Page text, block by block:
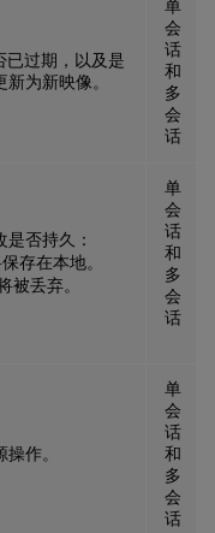
已过期，以及是
为新映像。
单
会
话
和
多
会
话
否持久：
存在本地。
被丢弃。
单
会
话
和
多
会
话
作。
单
会
话
和
多
会
话